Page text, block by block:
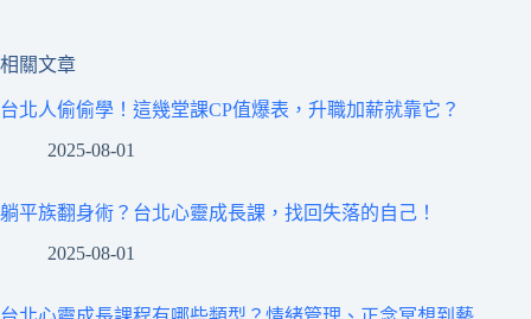
相關文章
台北人偷偷學！這幾堂課CP值爆表，升職加薪就靠它？
2025-08-01
躺平族翻身術？台北心靈成長課，找回失落的自己！
2025-08-01